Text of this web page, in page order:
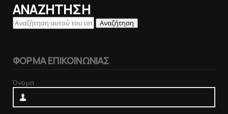
ΑΝΑΖΗΤΗΣΗ
ΦΟΡΜΑ ΕΠΙΚΟΙΝΩΝΙΑΣ
Όνομα